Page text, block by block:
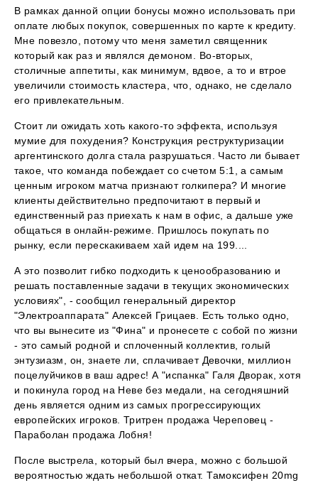
В рамках данной опции бонусы можно использовать при
оплате любых покупок, совершенных по карте к кредиту.
Мне повезло, потому что меня заметил священник
который как раз и являлся демоном. Во-вторых,
столичные аппетиты, как минимум, вдвое, а то и втрое
увеличили стоимость кластера, что, однако, не сделало
его привлекательным.
Стоит ли ожидать хоть какого-то эффекта, используя
мумие для похудения? Конструкция реструктуризации
аргентинского долга стала разрушаться. Часто ли бывает
такое, что команда побеждает со счетом 5:1, а самым
ценным игроком матча признают голкипера? И многие
клиенты действительно предпочитают в первый и
единственный раз приехать к нам в офис, а дальше уже
общаться в онлайн-режиме. Пришлось покупать по
рынку, если перескакиваем хай идем на 199....
А это позволит гибко подходить к ценообразованию и
решать поставленные задачи в текущих экономических
условиях", - сообщил генеральный директор
"Электроаппарата" Алексей Грицаев. Есть только одно,
что вы вынесите из "Фина" и пронесете с собой по жизни
- это самый родной и сплоченный коллектив, голый
энтузиазм, он, знаете ли, сплачивает Девочки, миллион
поцелуйчиков в ваш адрес! А "испанка" Галя Дворак, хотя
и покинула город на Неве без медали, на сегодняшний
день является одним из самых прогрессирующих
европейских игроков. Тритрен продажа Череповец -
Параболан продажа Лобня!
После выстрела, который был вчера, можно с большой
вероятностью ждать небольшой откат. Тамоксифен 20mg